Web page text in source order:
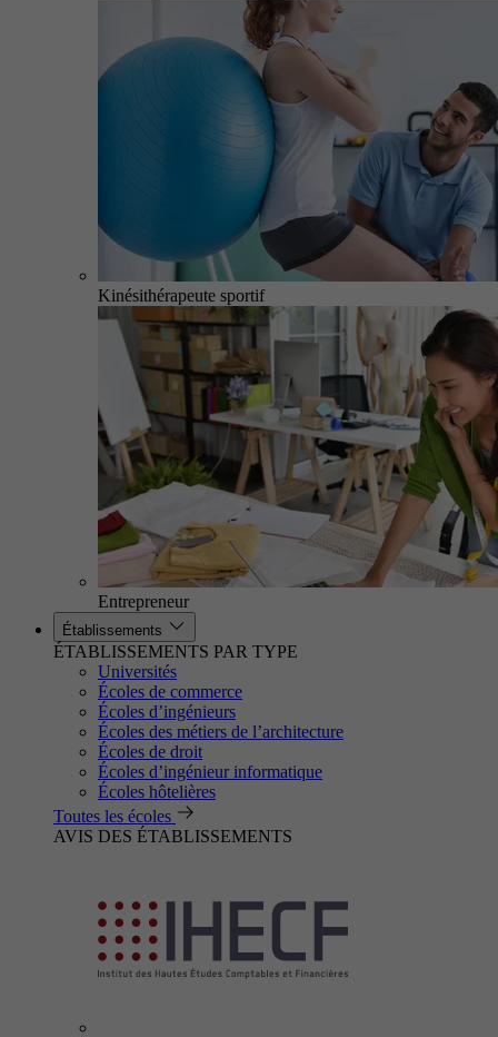
Kinésithérapeute sportif
Entrepreneur
Établissements
ÉTABLISSEMENTS PAR TYPE
Universités
Écoles de commerce
Écoles d’ingénieurs
Écoles des métiers de l’architecture
Écoles de droit
Écoles d’ingénieur informatique
Écoles hôtelières
Toutes les écoles
AVIS DES ÉTABLISSEMENTS